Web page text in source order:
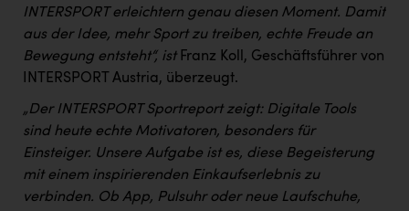
INTERSPORT erleichtern genau diesen Moment. Damit
aus der Idee, mehr Sport zu treiben, echte Freude an
Bewegung entsteht“, ist Franz Koll, Geschäftsführer von
INTERSPORT Austria, überzeugt.
„Der INTERSPORT Sportreport zeigt: Digitale Tools
sind heute echte Motivatoren, besonders für
Einsteiger. Unsere Aufgabe ist es, diese Begeisterung
mit einem inspirierenden Einkaufserlebnis zu
verbinden. Ob App, Pulsuhr oder neue Laufschuhe,